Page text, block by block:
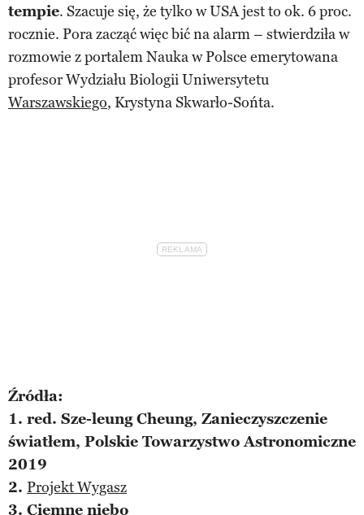
tempie. Szacuje się, że tylko w USA jest to ok. 6 proc.
rocznie. Pora zacząć więc bić na alarm – stwierdziła w
rozmowie z portalem Nauka w Polsce emerytowana
profesor Wydziału Biologii Uniwersytetu
Warszawskiego, Krystyna Skwarło-Sońta.
Źródła:
1. red. Sze-leung Cheung, Zanieczyszczenie
światłem, Polskie Towarzystwo Astronomiczne
2019
2. Projekt Wygasz
3. Ciemne niebo